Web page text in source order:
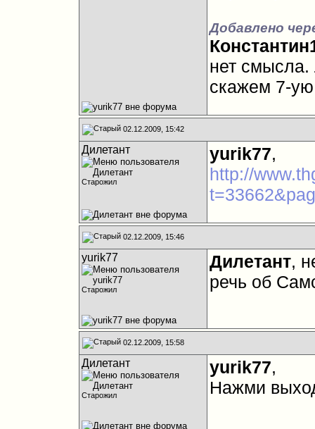
Добавлено
нет смысла.
скажем 7-
02.12.2009, 15:42
Дилетант
Старожил
yurik77,
http://
02.12.2009, 15:46
yurik77
Старожил
Дилетант,
речь об
02.12.2009, 15:58
Дилетант
Старожил
yurik77,
Нажми